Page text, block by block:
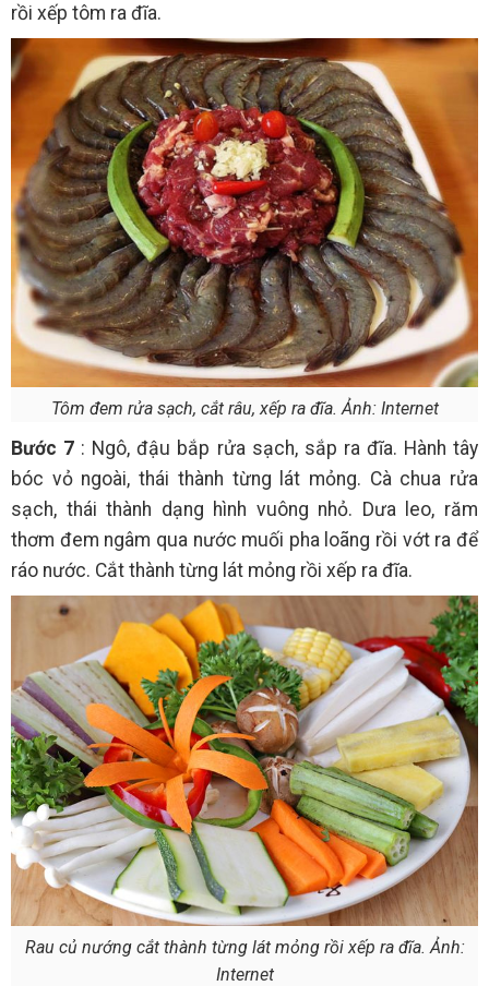
rồi xếp tôm ra đĩa.
Tôm đem rửa sạch, cắt râu, xếp ra đĩa. Ảnh: Internet
Bước 7 : Ngô, đậu bắp rửa sạch, sắp ra đĩa. Hành tây
bóc vỏ ngoài, thái thành từng lát mỏng. Cà chua rửa
sạch, thái thành dạng hình vuông nhỏ. Dưa leo, răm
thơm đem ngâm qua nước muối pha loãng rồi vớt ra để
ráo nước. Cắt thành từng lát mỏng rồi xếp ra đĩa.
Rau củ nướng cắt thành từng lát mỏng rồi xếp ra đĩa. Ảnh:
Internet